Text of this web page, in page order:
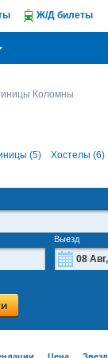
Ж/Д билеты
Коломны
(5)
Хостелы (6)
Вс
2
Выезд